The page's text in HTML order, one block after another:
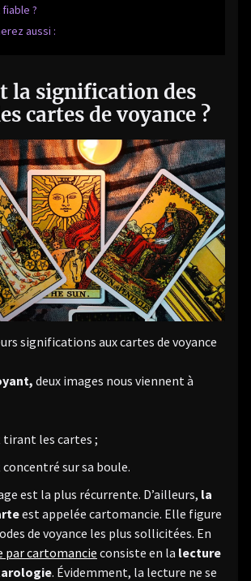
?
aussi :
la signification des
cartes de voyance ?
significations aux cartes de voyance
deux images nous viennent à
tirant les cartes ;
sur sa boule.
est la plus récurrente. D’ailleurs, la
est appelée cartomancie. Elle figure
de voyance les plus sollicitées. En
par cartomancieconsiste en la lecture
. Évidemment, la lecture ne se